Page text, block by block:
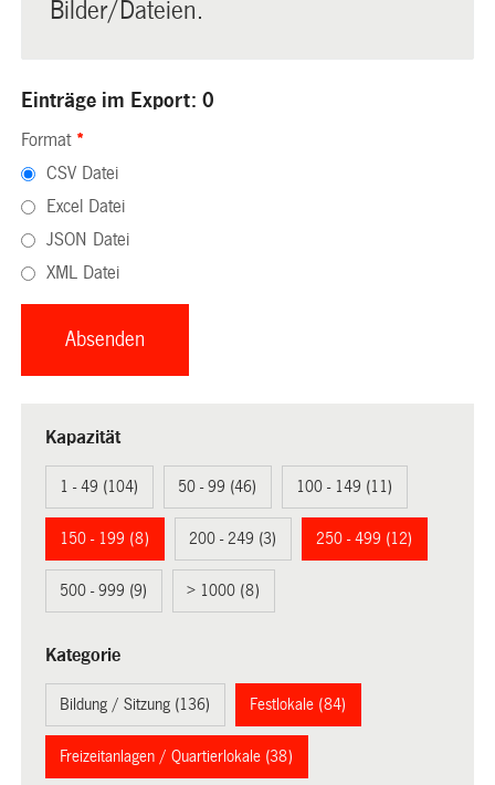
Bilder/Dateien.
Einträge im Export: 0
Format *
CSV Datei
Excel Datei
JSON Datei
XML Datei
Kapazität
1 - 49 (104) 50 - 99 (46) 100 - 149 (11)
150 - 199 (8) 200 - 249 (3) 250 - 499 (12)
500 - 999 (9) > 1000 (8)
Kategorie
Bildung / Sitzung (136) Festlokale (84)
Freizeitanlagen / Quartierlokale (38)